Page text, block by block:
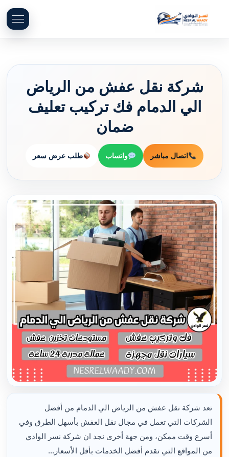
شركة نقل عفش من الرياض
الي الدمام فك تركيب تعليف
ضمان
اتصال مباشر واتساب طلب عرض سعر
تعد شركة نقل عفش من الرياض الي الدمام من أفضل
الشركات التي تعمل في مجال نقل العفش بأسهل الطرق وفي
أسرع وقت ممكن، ومن جهة أخرى نجد ان شركة نسر الوادي
من المواقع التي تقدم أفضل الخدمات بأقل الأسعار...